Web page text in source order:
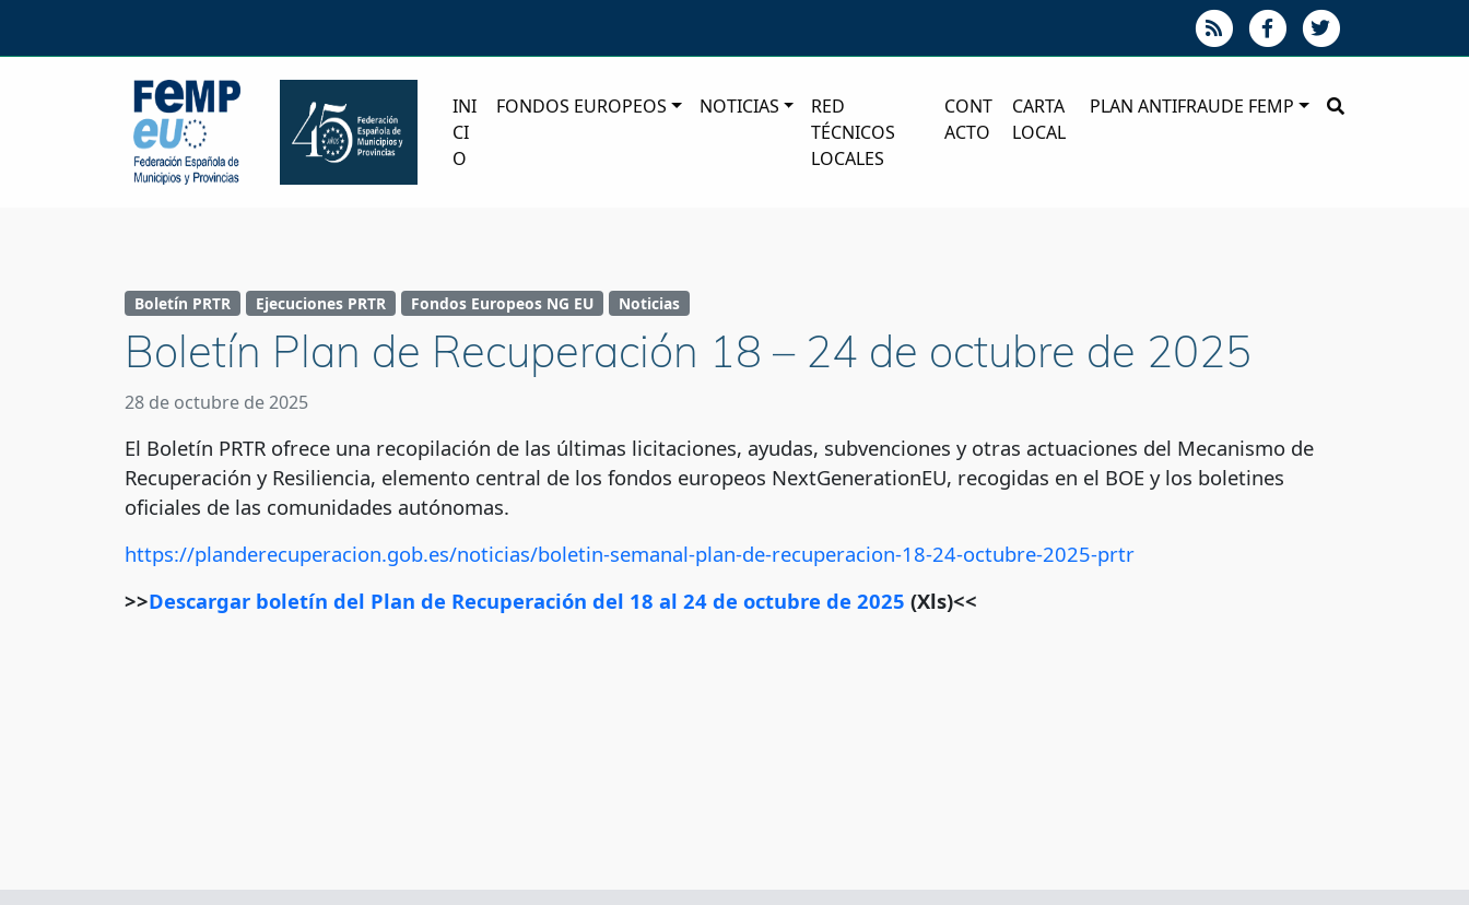
INI
CI
O
FONDOS EUROPEOS NOTICIAS
RED
TÉCNICOS
LOCALES
CONT
ACTO
CARTA
LOCAL
PLAN ANTIFRAUDE FEMP
Boletín PRTR Ejecuciones PRTR Fondos Europeos NG EU Noticias
Boletín Plan de Recuperación 18 – 24 de octubre de 2025
28 de octubre de 2025
El Boletín PRTR ofrece una recopilación de las últimas licitaciones, ayudas, subvenciones y otras actuaciones del Mecanismo de
Recuperación y Resiliencia, elemento central de los fondos europeos NextGenerationEU, recogidas en el BOE y los boletines
oficiales de las comunidades autónomas.
https://planderecuperacion.gob.es/noticias/boletin-semanal-plan-de-recuperacion-18-24-octubre-2025-prtr
>>Descargar boletín del Plan de Recuperación del 18 al 24 de octubre de 2025 (Xls)<<